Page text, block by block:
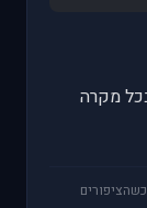
מקרה
כשהציפורים